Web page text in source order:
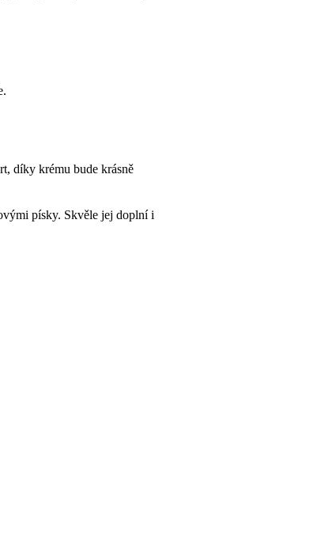
díky krému bude krásně
písky. Skvěle jej doplní i